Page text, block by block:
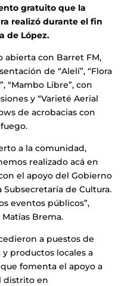
gratuito que la
realizó durante el fin
de López.
abierta con Barret FM,
de “Alelí”, “Flora
“Mambo Libre”, con
y “Varieté Aerial
de acrobacias con
a la comunidad,
realizado acá en
el apoyo del Gobierno
Subsecretaría de Cultura.
eventos públicos”,
Brema.
a puestos de
productos locales a
fomenta el apoyo a
distrito en